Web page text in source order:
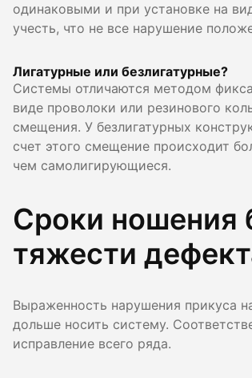
одинаковыми и при установке на
учесть, что не все нарушение
Лигатурные или безлигатурные?
Системы отличаются методом
виде проволоки или резинового
смещения. У безлигатурных
счет этого смещение происходит
чем самолигирующиеся.
Сроки ношения
тяжести
Выраженность нарушения прикуса
дольше носить систему.
исправление всего ряда.